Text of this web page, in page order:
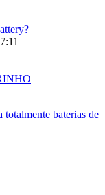
totalmente baterias de